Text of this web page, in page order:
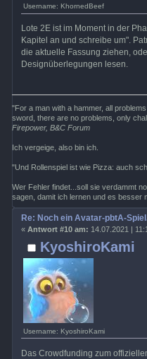
Username: KhornedBeef
Lote 2E ist im Moment in der
Kapitel an und schreibe um".
die aktuelle Fassung ziehen,
Designüberlegungen lesen.
"For a man with a hammer, all
sword, there are no problems, only
Firepower, B&C Forum
Ich vergeige, also bin ich.
"Und Rollenspiel ist wie Pizza: auch
Wer Fehler findet...soll sie verdammt
sagen, damit ich lernen und es besser
KyoshiroKami
Username: KyoshiroKami
Re: Noch ein Avatar-pbtA-
« Antwort #10 am: 14.07.2021 |
Das Crowdfunding zum